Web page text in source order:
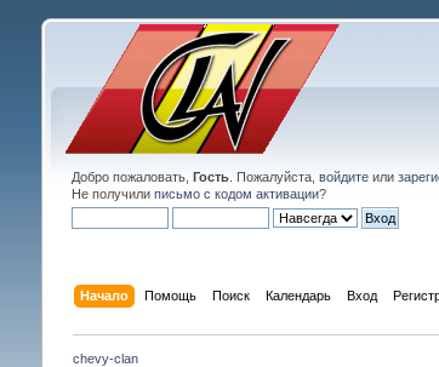
Добро пожаловать, Гость. Пожалуйста, войдитеили
Не получили письмо с кодом активации?
Начало Помощь Поиск Календарь Вход
chevy-clan